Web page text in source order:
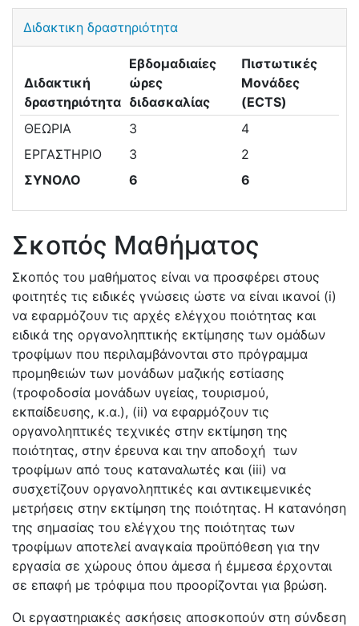
Διδακτικη δραστηριότητα
Διδακτική
δραστηριότητα
Εβδομαδιαίες
ώρες
διδασκαλίας
Πιστωτικές
Μονάδες
(ECTS)
ΘΕΩΡΙΑ
3
4
ΕΡΓΑΣΤΗΡΙΟ
3
2
ΣΥΝΟΛΟ
6 6
Σκοπός Μαθήματος
Σκοπός του μαθήματος είναι να προσφέρει στους
φοιτητές τις ειδικές γνώσεις ώστε να είναι ικανοί (i)
να εφαρμόζουν τις αρχές ελέγχου ποιότητας και
ειδικά της οργανοληπτικής εκτίμησης των ομάδων
τροφίμων που περιλαμβάνονται στο πρόγραμμα
προμηθειών των μονάδων μαζικής εστίασης
(τροφοδοσία μονάδων υγείας, τουρισμού,
εκπαίδευσης, κ.α.), (ii) να εφαρμόζουν τις
οργανοληπτικές τεχνικές στην εκτίμηση της
ποιότητας, στην έρευνα και την αποδοχή των
τροφίμων από τους καταναλωτές και (iii) να
συσχετίζουν οργανοληπτικές και αντικειμενικές
μετρήσεις στην εκτίμηση της ποιότητας. Η κατανόηση
της σημασίας του ελέγχου της ποιότητας των
τροφίμων αποτελεί αναγκαία προϋπόθεση για την
εργασία σε χώρους όπου άμεσα ή έμμεσα έρχονται
σε επαφή με τρόφιμα που προορίζονται για βρώση.
Οι εργαστηριακές ασκήσεις αποσκοπούν στη σύνδεση